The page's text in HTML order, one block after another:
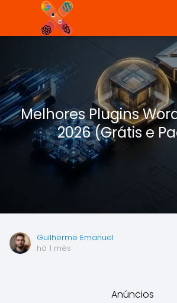
Melhores Plugins
2026 (Grátis e
Guilherme Emanuel
há 1 mês
Anúncios